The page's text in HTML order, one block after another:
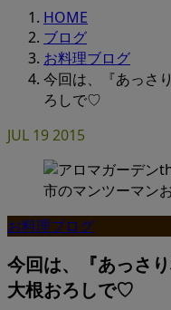
HOME
ブログ
お料理ブログ
今回は、『あっさ
ろしで♡
JUL 192015
お料理ブログ
今回は、『あっさ
大根おろしで♡